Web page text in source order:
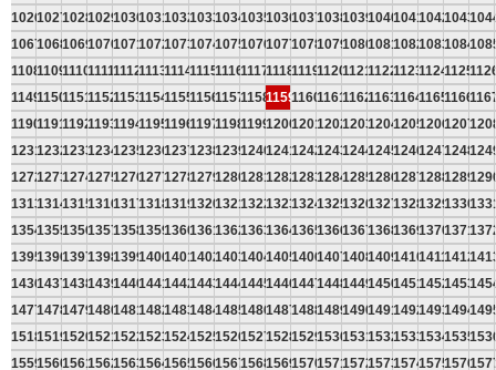
102610271028102910301031103210331034103510361037103810391040104110421043
106710681069107010711072107310741075107610771078107910801081108210831084
110811091110111111121113111411151116111711181119112011211122112311241125
114911501151115211531154115511561157115811591160116111621163116411651166
119011911192119311941195119611971198119912001201120212031204120512061207
123112321233123412351236123712381239124012411242124312441245124612471248
127212731274127512761277127812791280128112821283128412851286128712881289
131313141315131613171318131913201321132213231324132513261327132813291330
135413551356135713581359136013611362136313641365136613671368136913701371
139513961397139813991400140114021403140414051406140714081409141014111412
143614371438143914401441144214431444144514461447144814491450145114521453
147714781479148014811482148314841485148614871488148914901491149214931494
151815191520152115221523152415251526152715281529153015311532153315341535
155915601561156215631564156515661567156815691570157115721573157415751576